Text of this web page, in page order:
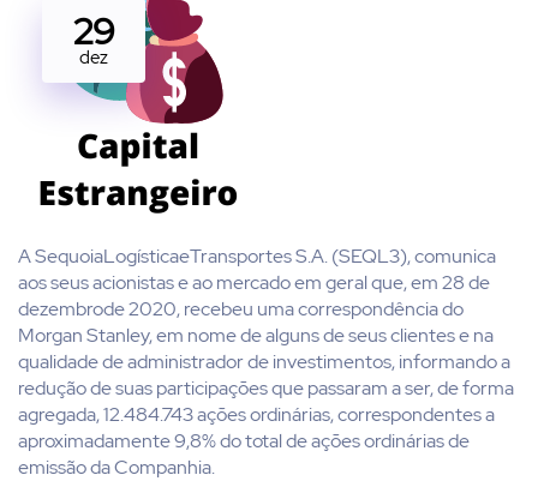
29
dez
A SequoiaLogísticaeTransportes S.A. (SEQL3), comunica
aos seus acionistas e ao mercado em geral que, em 28 de
dezembrode 2020, recebeu uma correspondência do
Morgan Stanley, em nome de alguns de seus clientes e na
qualidade de administrador de investimentos, informando a
redução de suas participações que passaram a ser, de forma
agregada, 12.484.743 ações ordinárias, correspondentes a
aproximadamente 9,8% do total de ações ordinárias de
emissão da Companhia.